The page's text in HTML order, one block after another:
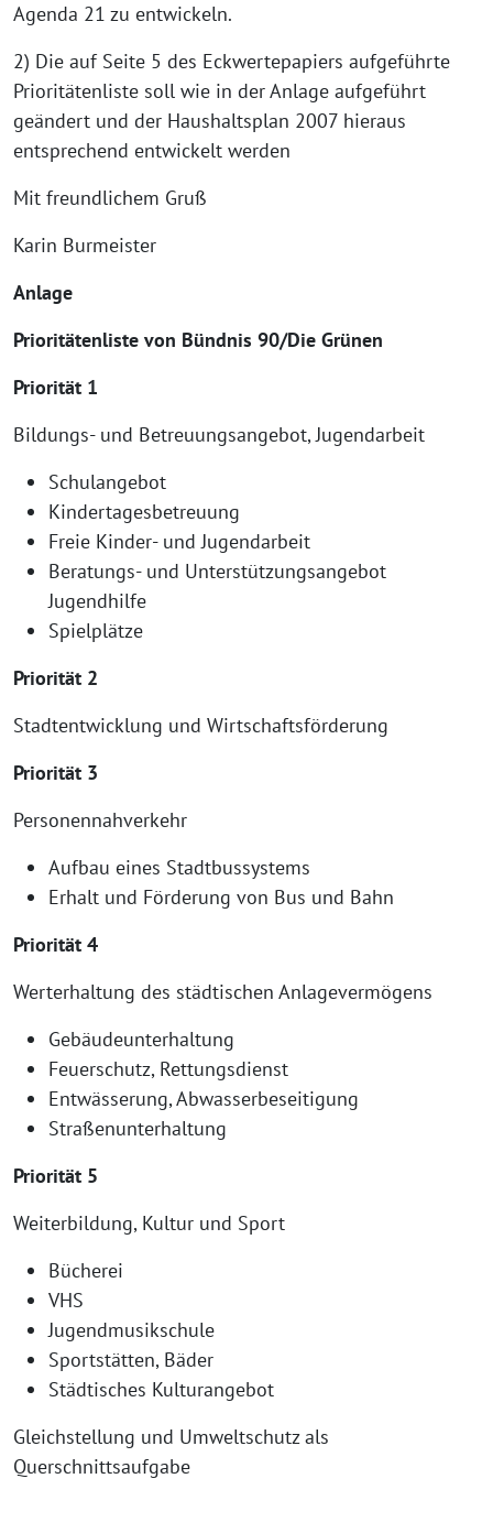
Agenda 21 zu entwickeln.
2) Die auf Seite 5 des Eckwertepapiers aufgeführte
Prioritätenliste soll wie in der Anlage aufgeführt
geändert und der Haushaltsplan 2007 hieraus
entsprechend entwickelt werden
Mit freundlichem Gruß
Karin Burmeister
Anlage
Prioritätenliste von Bündnis 90/Die Grünen
Priorität 1
Bildungs- und Betreuungsangebot, Jugendarbeit
Schulangebot
Kindertagesbetreuung
Freie Kinder- und Jugendarbeit
Beratungs- und Unterstützungsangebot
Jugendhilfe
Spielplätze
Priorität 2
Stadtentwicklung und Wirtschaftsförderung
Priorität 3
Personennahverkehr
Aufbau eines Stadtbussystems
Erhalt und Förderung von Bus und Bahn
Priorität 4
Werterhaltung des städtischen Anlagevermögens
Gebäudeunterhaltung
Feuerschutz, Rettungsdienst
Entwässerung, Abwasserbeseitigung
Straßenunterhaltung
Priorität 5
Weiterbildung, Kultur und Sport
Bücherei
VHS
Jugendmusikschule
Sportstätten, Bäder
Städtisches Kulturangebot
Gleichstellung und Umweltschutz als
Querschnittsaufgabe